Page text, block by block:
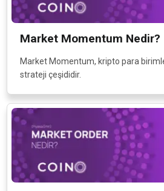
Market Momentum Nedir?
Market Momentum, kripto para
strateji çeşididir.